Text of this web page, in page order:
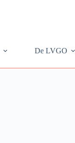
De LVGO